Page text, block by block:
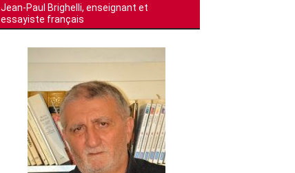
Jean-Paul Brighelli, enseignant et
essayiste français